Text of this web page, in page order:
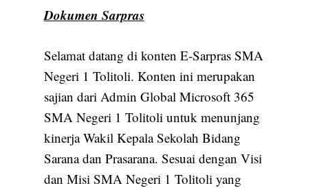
Dokumen Sarpras
Selamat datang di konten E-Sarpras SMA
Negeri 1 Tolitoli. Konten ini merupakan
sajian dari Admin Global Microsoft 365
SMA Negeri 1 Tolitoli untuk menunjang
kinerja Wakil Kepala Sekolah Bidang
Sarana dan Prasarana. Sesuai dengan Visi
dan Misi SMA Negeri 1 Tolitoli yang